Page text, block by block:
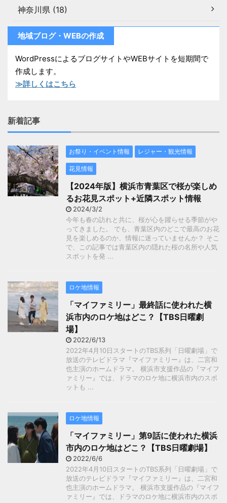
神奈川県 (18)
地域ブログ・WEBの作成
WordPressによるブログサイトやWEBサイトを短期間で
作成します。
≫詳しくはこちら
新着記事
お祭り・イベント情報 レジャー・観光情報
花見情報
【2024年版】横浜市青葉区で桜が楽しめ
るお花見スポット+近隣スポット情報
2024/3/2
今年も春の訪れと共に、桜が心を躍らせる季節がや
ってきました。 でも、青葉区内のどこで最高のお花
見を楽しめるのか、情報に迷っていませんか？ そこ
で、この記事では青葉区内の隠れた桜の名所や人気
スポットを発 ...
ロケ地情報
「マイファミリー」最終話に使われた横
浜市内のロケ地はどこ？【TBS日曜劇
場】
2022/6/13
2022年4月10日スタートのTBS系列「日曜劇場」で
放送のテレビドラマ『マイファミリー』は、二宮和
也主演のホームドラマ。 横浜市支援作品の『マイフ
ァミリー』では、ドラマのロケ地に横浜市内のスポ
ットも ...
ロケ地情報
「マイファミリー」第9話に使われた横浜
市内のロケ地はどこ？【TBS日曜劇場】
2022/6/6
2022年4月10日スタートのTBS系列「日曜劇場」で
放送のテレビドラマ『マイファミリー』は、二宮和
也主演のホームドラマ。 横浜市支援作品の『マイフ
ァミリー』では、ドラマのロケ地に横浜市内のスポ